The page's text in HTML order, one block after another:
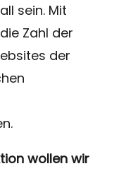
sein. Mit
Zahl der
der
wollen wir